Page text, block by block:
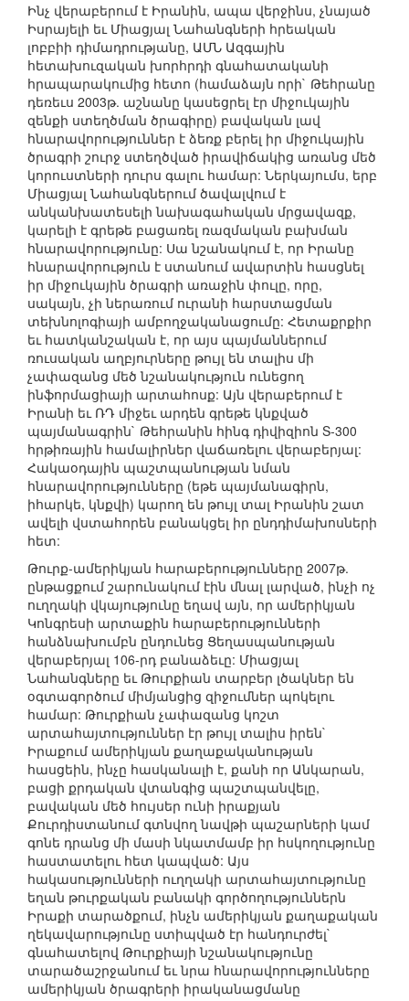
Ինչ վերաբերում է Իրանին, ապա վերջինս, չնայած
Իսրայելի եւ Միացյալ Նահանգների հրեական
լոբբիի դիմադրությանը, ԱՄՆ Ազգային
հետախուզական խորհրդի գնահատականի
հրապարակումից հետո (համաձայն որի` Թեհրանը
դեռեւս 2003թ. աշնանը կասեցրել էր միջուկային
զենքի ստեղծման ծրագիրը) բավական լավ
հնարավորություններ է ձեռք բերել իր միջուկային
ծրագրի շուրջ ստեղծված իրավիճակից առանց մեծ
կորուստների դուրս գալու համար: Ներկայումս, երբ
Միացյալ Նահանգներում ծավալվում է
անկանխատեսելի նախագահական մրցավազք,
կարելի է գրեթե բացառել ռազմական բախման
հնարավորությունը: Սա նշանակում է, որ Իրանը
հնարավորություն է ստանում ավարտին հասցնել
իր միջուկային ծրագրի առաջին փուլը, որը,
սակայն, չի ներառում ուրանի հարստացման
տեխնոլոգիայի ամբողջականացումը: Հետաքրքիր
եւ հատկանշական է, որ այս պայմաններում
ռուսական աղբյուրները թույլ են տալիս մի
չափազանց մեծ նշանակություն ունեցող
ինֆորմացիայի արտահոսք: Այն վերաբերում է
Իրանի եւ ՌԴ միջեւ արդեն գրեթե կնքված
պայմանագրին` Թեհրանին հինգ դիվիզիոն S-300
հրթիռային համալիրներ վաճառելու վերաբերյալ:
Հակաօդային պաշտպանության նման
հնարավորությունները (եթե պայմանագիրն,
իհարկե, կնքվի) կարող են թույլ տալ Իրանին շատ
ավելի վստահորեն բանակցել իր ընդդիմախոսների
հետ:
Թուրք-ամերիկյան հարաբերությունները 2007թ.
ընթացքում շարունակում էին մնալ լարված, ինչի ոչ
ուղղակի վկայությունը եղավ այն, որ ամերիկյան
Կոնգրեսի արտաքին հարաբերությունների
հանձնախումբն ընդունեց Ցեղասպանության
վերաբերյալ 106-րդ բանաձեւը: Միացյալ
Նահանգները եւ Թուրքիան տարբեր լծակներ են
օգտագործում միմյանցից զիջումներ պոկելու
համար: Թուրքիան չափազանց կոշտ
արտահայտություններ էր թույլ տալիս իրեն`
Իրաքում ամերիկյան քաղաքականության
հասցեին, ինչը հասկանալի է, քանի որ Անկարան,
բացի քրդական վտանգից պաշտպանվելը,
բավական մեծ հույսեր ունի իրաքյան
Քուրդիստանում գտնվող նավթի պաշարների կամ
գոնե դրանց մի մասի նկատմամբ իր հսկողությունը
հաստատելու հետ կապված: Այս
հակասությունների ուղղակի արտահայտությունը
եղան թուրքական բանակի գործողություններն
Իրաքի տարածքում, ինչն ամերիկյան քաղաքական
ղեկավարությունը ստիպված էր հանդուրժել`
գնահատելով Թուրքիայի նշանակությունը
տարածաշրջանում եւ նրա հնարավորությունները
ամերիկյան ծրագրերի իրականացմանը